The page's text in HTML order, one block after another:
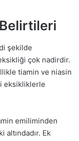
şekilde
çok nadirdir.
tiamin ve niasin
eksikliklerle
emiliminden
altındadır. Ek